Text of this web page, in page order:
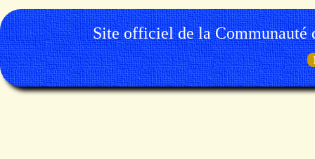
Site officiel de la Communauté